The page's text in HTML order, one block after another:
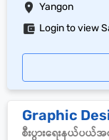
Yangon
Login to view
Graphic
စီးပွားရေးနယ်ပယ်အ